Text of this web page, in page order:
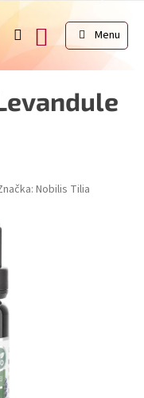
NÁKUPNÍ
KOŠÍK
Nobilis Tilia